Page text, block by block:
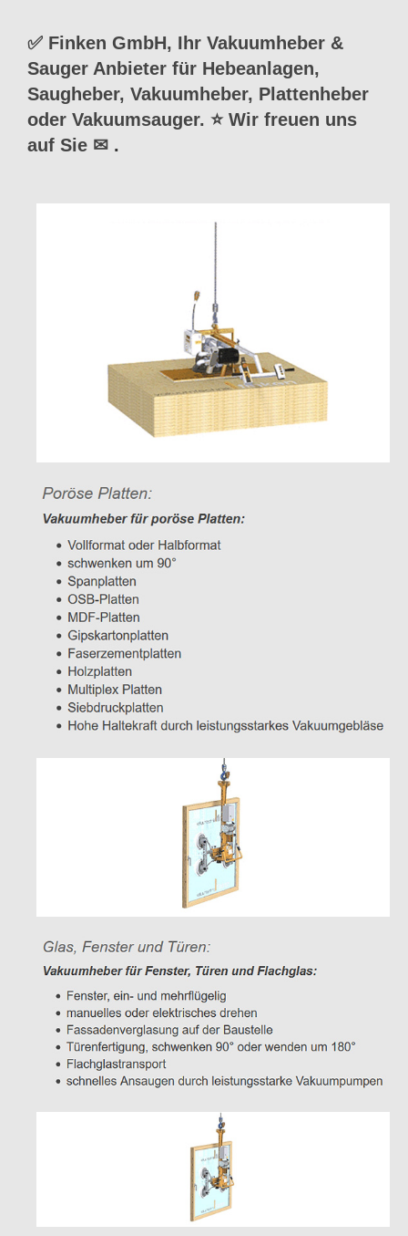
✅ Finken GmbH, Ihr Vakuumheber &
Sauger Anbieter für Hebeanlagen,
Saugheber, Vakuumheber, Plattenheber
oder Vakuumsauger. ⭐ Wir freuen uns
auf Sie ✉ .